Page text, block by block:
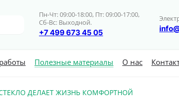
Пн-Чт: 09:00-18:00, Пт: 09:00-17:00,
Сб-Вс: Выходной.
+7 499 673 45 05
Полезные материалы О нас
ДЕЛАЕТ ЖИЗНЬ КОМФОРТНОЙ